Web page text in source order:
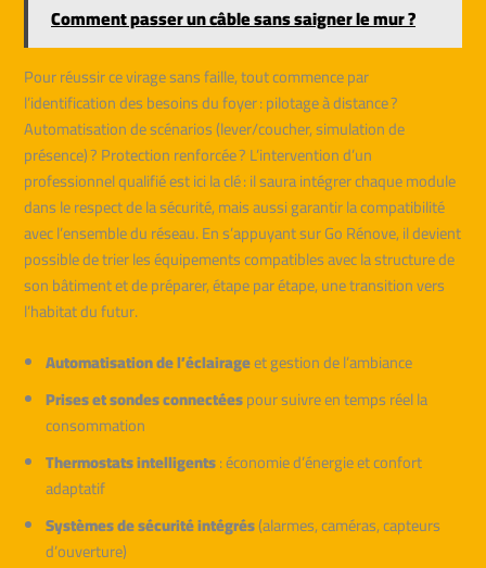
Comment passer un câble sans saigner le mur ?
Pour réussir ce virage sans faille, tout commence par
l’identification des besoins du foyer : pilotage à distance ?
Automatisation de scénarios (lever/coucher, simulation de
présence) ? Protection renforcée ? L’intervention d’un
professionnel qualifié est ici la clé : il saura intégrer chaque module
dans le respect de la sécurité, mais aussi garantir la compatibilité
avec l’ensemble du réseau. En s’appuyant sur Go Rénove, il devient
possible de trier les équipements compatibles avec la structure de
son bâtiment et de préparer, étape par étape, une transition vers
l’habitat du futur.
Automatisation de l’éclairageet gestion de l’ambiance
Prises et sondes connectéespour suivre en temps réel la
consommation
Thermostats intelligents: économie d’énergie et confort
adaptatif
Systèmes de sécurité intégrés(alarmes, caméras, capteurs
d’ouverture)